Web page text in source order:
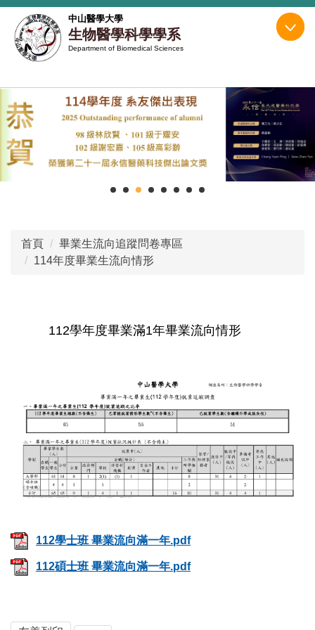
跳
到
主
區
中山醫學大學
生物醫學科學學系
Department of Biomedical Sciences
首頁
畢業生流向追蹤問卷專區
114年度畢業生流向情形
112學年度畢業滿1年畢業流向情形
112學士班 畢業流向滿一年.pdf
112碩士班 畢業流向滿一年.pdf